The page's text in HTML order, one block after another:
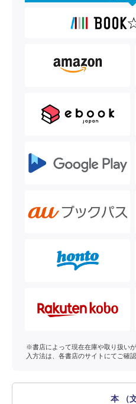
※書店によって現在在庫や取り扱い
入方法は、各書店のサイトにてご確認
本 （